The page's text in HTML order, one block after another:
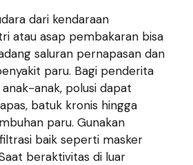
dari kendaraan
atau asap pembakaran bisa
saluran pernapasan dan
paru. Bagi penderita
anak-anak, polusi dapat
batuk kronis hingga
paru. Gunakan
baik seperti masker
beraktivitas di luar